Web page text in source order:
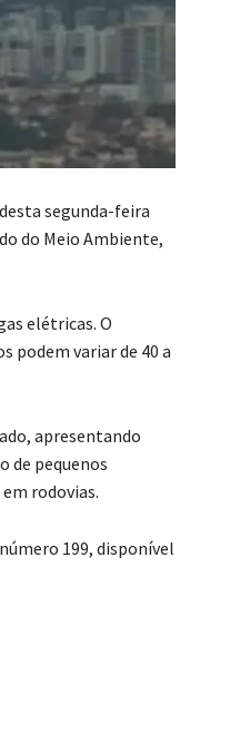
segunda-feira
do Meio Ambiente,
elétricas. O
podem variar de 40 a
apresentando
de pequenos
rodovias.
199, disponível